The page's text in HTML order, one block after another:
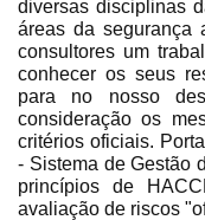
diversas disciplinas
áreas da segurança
consultores um
conhecer os seus
para no nosso
consideração os
critérios oficiais.
- Sistema de Gestão
princípios de
avaliação de riscos